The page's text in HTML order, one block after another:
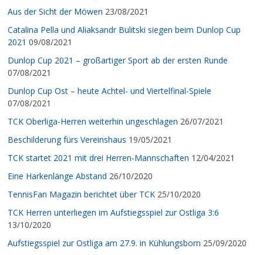
Aus der Sicht der Möwen 23/08/2021
Catalina Pella und Aliaksandr Bulitski siegen beim Dunlop Cup
2021 09/08/2021
Dunlop Cup 2021 – großartiger Sport ab der ersten Runde
07/08/2021
Dunlop Cup Ost – heute Achtel- und Viertelfinal-Spiele
07/08/2021
TCK Oberliga-Herren weiterhin ungeschlagen 26/07/2021
Beschilderung fürs Vereinshaus 19/05/2021
TCK startet 2021 mit drei Herren-Mannschaften 12/04/2021
Eine Harkenlänge Abstand 26/10/2020
TennisFan Magazin berichtet über TCK 25/10/2020
TCK Herren unterliegen im Aufstiegsspiel zur Ostliga 3:6
13/10/2020
Aufstiegsspiel zur Ostliga am 27.9. in Kühlungsborn 25/09/2020